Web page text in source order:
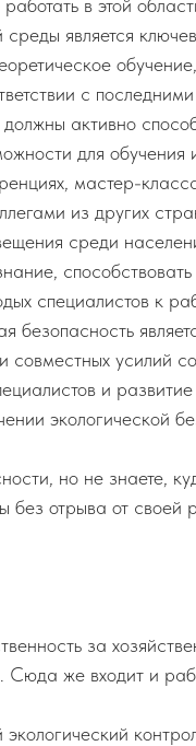
в этой
является
с
активно
для обучения
мастер-
из других
среди
специалистов к
безопасность
усилий
и
экологической
но не знаете,
без отрыва от
за
же входит и